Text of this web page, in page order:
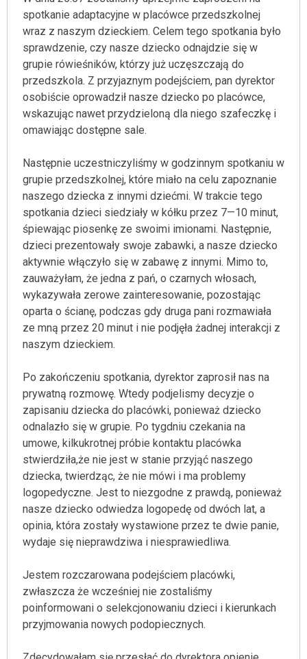
spotkanie adaptacyjne w placówce przedszkolnej
wraz z naszym dzieckiem. Celem tego spotkania było
sprawdzenie, czy nasze dziecko odnajdzie się w
grupie rówieśników, którzy już uczęszczają do
przedszkola. Z przyjaznym podejściem, pan dyrektor
osobiście oprowadził nasze dziecko po placówce,
wskazując nawet przydzieloną dla niego szafeczkę i
omawiając dostępne sale.
Następnie uczestniczyliśmy w godzinnym spotkaniu w
grupie przedszkolnej, które miało na celu zapoznanie
naszego dziecka z innymi dziećmi. W trakcie tego
spotkania dzieci siedziały w kółku przez 7—10 minut,
śpiewając piosenkę ze swoimi imionami. Następnie,
dzieci prezentowały swoje zabawki, a nasze dziecko
aktywnie włączyło się w zabawę z innymi. Mimo to,
zauważyłam, że jedna z pań, o czarnych włosach,
wykazywała zerowe zainteresowanie, pozostając
oparta o ścianę, podczas gdy druga pani rozmawiała
ze mną przez 20 minut i nie podjęła żadnej interakcji z
naszym dzieckiem.
Po zakończeniu spotkania, dyrektor zaprosił nas na
prywatną rozmowę. Wtedy podjelismy decyzje o
zapisaniu dziecka do placówki, ponieważ dziecko
odnalazło się w grupie. Po tygdniu czekania na
umowe, kilkukrotnej próbie kontaktu placówka
stwierdziła,że nie jest w stanie przyjąć naszego
dziecka, twierdząc, że nie mówi i ma problemy
logopedyczne. Jest to niezgodne z prawdą, ponieważ
nasze dziecko odwiedza logopedę od dwóch lat, a
opinia, która zostały wystawione przez te dwie panie,
wydaje się nieprawdziwa i niesprawiedliwa.
Jestem rozczarowana podejściem placówki,
zwłaszcza że wcześniej nie zostaliśmy
poinformowani o selekcjonowaniu dzieci i kierunkach
przyjmowania nowych podopiecznych.